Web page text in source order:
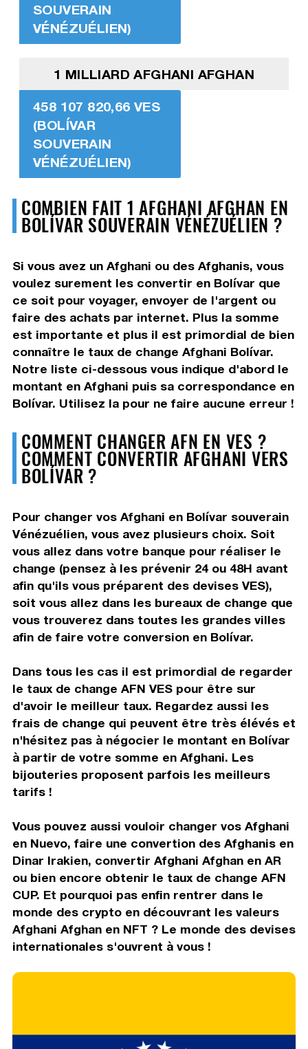
SOUVERAIN
VÉNÉZUÉLIEN)
1 MILLIARD AFGHANI AFGHAN
458 107 820,66 VES
(BOLÍVAR
SOUVERAIN
VÉNÉZUÉLIEN)
COMBIEN FAIT 1 AFGHANI AFGHAN EN
BOLÍVAR SOUVERAIN VÉNÉZUÉLIEN ?
Si vous avez un Afghani ou des Afghanis, vous
voulez surement les convertir en Bolívar que
ce soit pour voyager, envoyer de l'argent ou
faire des achats par internet. Plus la somme
est importante et plus il est primordial de bien
connaître le taux de change Afghani Bolívar.
Notre liste ci-dessous vous indique d'abord le
montant en Afghani puis sa correspondance en
Bolívar. Utilisez la pour ne faire aucune erreur !
COMMENT CHANGER AFN EN VES ?
COMMENT CONVERTIR AFGHANI VERS
BOLÍVAR ?
Pour changer vos Afghani en Bolívar souverain
Vénézuélien, vous avez plusieurs choix. Soit
vous allez dans votre banque pour réaliser le
change (pensez à les prévenir 24 ou 48H avant
afin qu'ils vous préparent des devises VES),
soit vous allez dans les bureaux de change que
vous trouverez dans toutes les grandes villes
afin de faire votre conversion en Bolívar.
Dans tous les cas il est primordial de regarder
le taux de change AFN VES pour être sur
d'avoir le meilleur taux. Regardez aussi les
frais de change qui peuvent être très élévés et
n'hésitez pas à négocier le montant en Bolívar
à partir de votre somme en Afghani. Les
bijouteries proposent parfois les meilleurs
tarifs !
Vous pouvez aussi vouloir changer vos Afghani
en Nuevo, faire une convertion des Afghanis en
Dinar Irakien, convertir Afghani Afghan en AR
ou bien encore obtenir le taux de change AFN
CUP. Et pourquoi pas enfin rentrer dans le
monde des crypto en découvrant les valeurs
Afghani Afghan en NFT ? Le monde des devises
internationales s'ouvrent à vous !